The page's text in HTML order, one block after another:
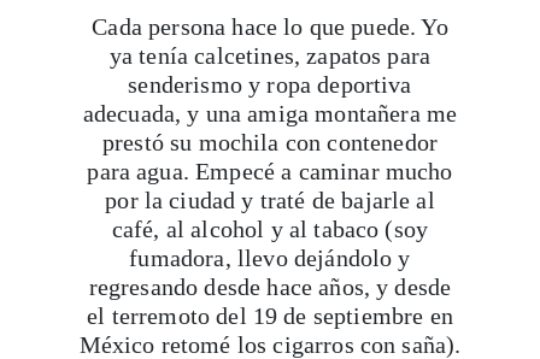
senderismo y ropa deportiva
adecuada, y una amiga montañera me
prestó su mochila con contenedor
para agua. Empecé a caminar mucho
por la ciudad y traté de bajarle al
café, al alcohol y al tabaco (soy
fumadora, llevo dejándolo y
regresando desde hace años, y desde
el terremoto del 19 de septiembre en
México retomé los cigarros con saña).
En realidad, no logré seguir los
lineamientos al pie de la letra, pero la
Viaja con Travesías, recibe cada semana